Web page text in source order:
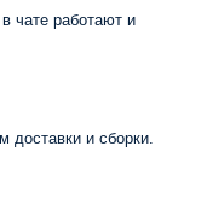
чате работают и
доставки и сборки.